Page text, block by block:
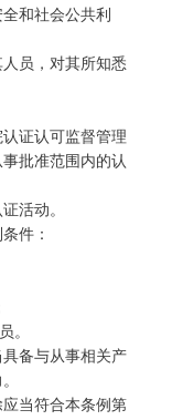
和社会公共利
员，对其所知悉
证认可监督管理
批准范围内的认
活动。
件：
。
备与从事相关产
当符合本条例第